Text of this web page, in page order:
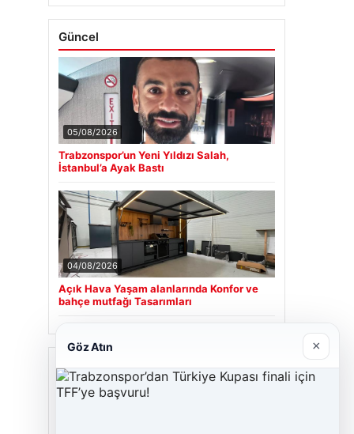
Güncel
05/08/2026
Trabzonspor’un Yeni Yıldızı Salah,
İstanbul’a Ayak Bastı
04/08/2026
Açık Hava Yaşam alanlarında Konfor ve
bahçe mutfağı Tasarımları
Son Eklenen Firmalar
Cengiz Sigorta
Göz Atın ×